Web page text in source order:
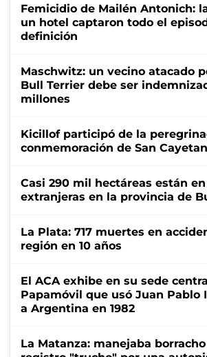
Femicidio de Mailén Antonich:
un hotel captaron todo el
definición
Maschwitz: un vecino atacado
Bull Terrier debe ser
millones
Kicillof participó de la
conmemoración de San
Casi 290 mil hectáreas están
extranjeras en la provincia de
La Plata: 717 muertes en
región en 10 años
El ACA exhibe en su sede
Papamóvil que usó Juan Pablo
a Argentina en 1982
La Matanza: manejaba